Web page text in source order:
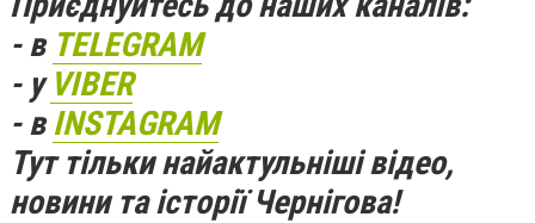
- в TELEGRAM
- у VIBER
- вINSTAGRAM
Тут тільки найактульніші відео,
новини та історії Чернігова!